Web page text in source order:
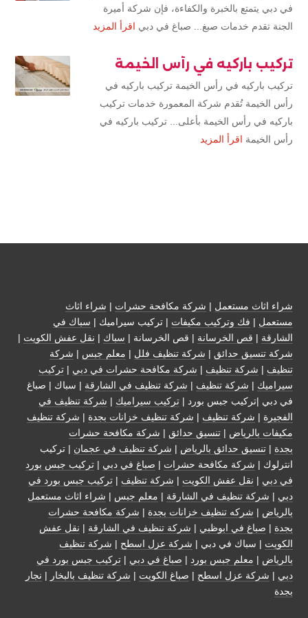
في دبي يتمتع بالخبرة والكفاءة، فإن شركة أميرة
الجنة تقدم خدمات صبغ... صباغ في دبي اقرأ المزيد
تركيب باركيه في رأس الخيمة
تركيب باركيه في رأس الخيمة تركيب باركيه في
رأس الخيمة تُقدم شركة المعمورة خدمات تركيب
باركيه في رأس الخيمة بأعلى... تركيب باركيه في
رأس الخيمة اقرأ المزيد
شراء اثاث مستعمل | شركة مكافحة حشرات | شراء اثاث
مستعمل | فك وتركيب مكيفات | تركيب سيراميك | سباك في
الشارقة | قص الخرسانة | قص الخرسانة | سباك | نقل عفش الكويت |
شركة تنسيق حدائق | شركة تنظيف فلل | معلم جبس | شركة
تنظيف | شركة تنظيف | شركة مكافحة حشرات في دبي | تركيب
سيراميك | شركة تنظيف | شركة تنظيف في الشارقة | سباك | صباغ
في دبي |تركيب جبس بورد | تركيب سيراميك | شركة تنظيف في
الفجيرة | شركة تنظيف | شركة تنظيف خزانات بجدة | شركة تنظيف
مكيفات بالرياض | تنسيق حدائق | شركة مكافحة حشرات
بجدة | تنسيق حدائق بالرياض | شركة تنظيف في عجمان | تركيب
انترلوك | شركة مكافحة حشرات | صباغ في دبي | تركيب جبس بورد
في دبي | نقل عفش الكويت | شركة تنظيف | تركيب جبس بورد في
دبي | شركة تنظيف في الشارقة | معلم جبس | شراء اثاث مستعمل
بالرياض | شركه تنظيف خزانات بجدة | شركة مكافحة حشرات
بجدة | صباغ في ابوظبي | شركة تنظيف في الشارقة | نقل عفش
الكويت | سباك في دبي | شركة عزل اسطح | شركة تنظيف
بالرياض | معلم جبس بورد | صباغ في دبي | تركيب جبس بورد في
دبي | شركة عزل اسطح | صباغ الكويت | شركة تنظيف بالبخار | نجار
بجدة